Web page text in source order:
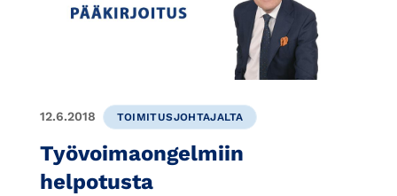
12.6.2018 TOIMITUSJOHTAJALTA
Työvoimaongelmiin
helpotusta